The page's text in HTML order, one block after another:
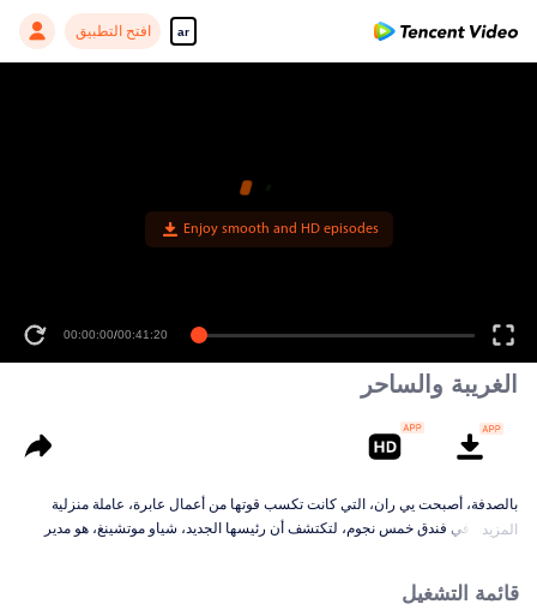
ar افتح التطبيق
Enjoy smooth and HD episodes
00:00:00/00:41:20
الغريبة والساحر
بالصدفة، أصبحت يي ران، التي كانت تكسب قوتها من أعمال عابرة، عاملة منزلية
محترفة في فندق خمس نجوم، لتكتشف أن رئيسها الجديد، شياو موتشينغ، هو مدير
المزيد
قائمة التشغيل